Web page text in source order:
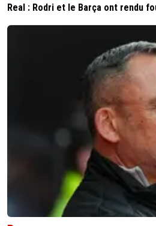
Real : Rodri et le Barça ont rendu